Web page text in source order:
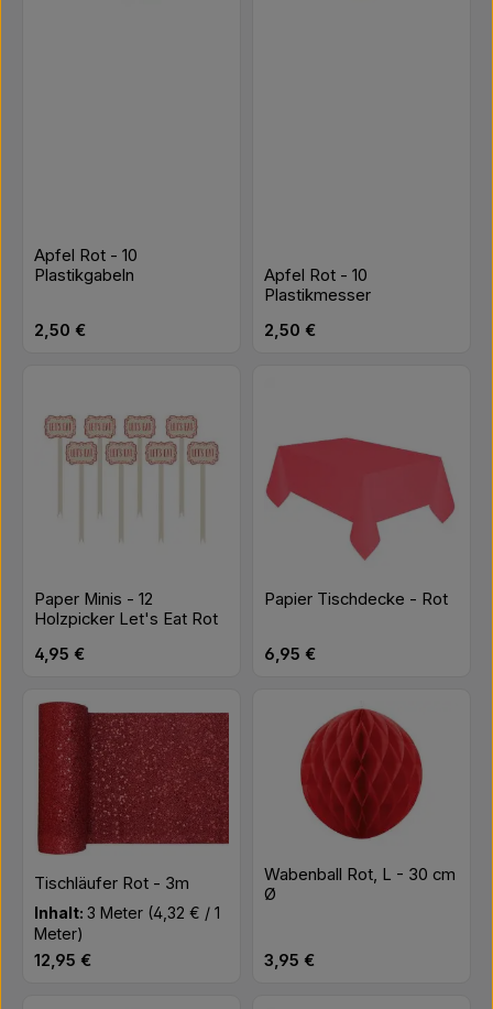
Apfel Rot - 10
Plastikgabeln
Regulärer Preis:
2,50 €
Apfel Rot - 10
Plastikmesser
Regulärer Preis:
2,50 €
Paper Minis - 12
Holzpicker Let's Eat Rot
Regulärer Preis:
4,95 €
Papier Tischdecke - Rot
Regulärer Preis:
6,95 €
Tischläufer Rot - 3m
Inhalt:3 Meter (4,32 € / 1
Meter)
Regulärer Preis:
12,95 €
Wabenball Rot, L - 30 cm
Ø
Regulärer Preis:
3,95 €